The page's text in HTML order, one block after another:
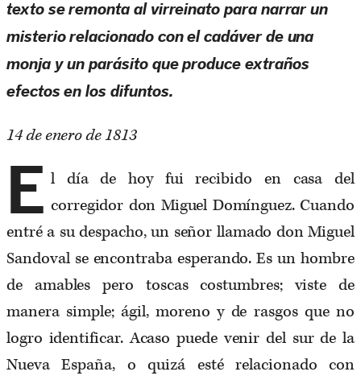
texto se remonta al virreinato para narrar un
misterio relacionado con el cadáver de una
monja y un parásito que produce extraños
efectos en los difuntos.
14 de enero de 1813
E l día de hoy fui recibido en casa del
corregidor don Miguel Domínguez. Cuando
entré a su despacho, un señor llamado don Miguel
Sandoval se encontraba esperando. Es un hombre
de amables pero toscas costumbres; viste de
manera simple; ágil, moreno y de rasgos que no
logro identificar. Acaso puede venir del sur de la
Nueva España, o quizá esté relacionado con